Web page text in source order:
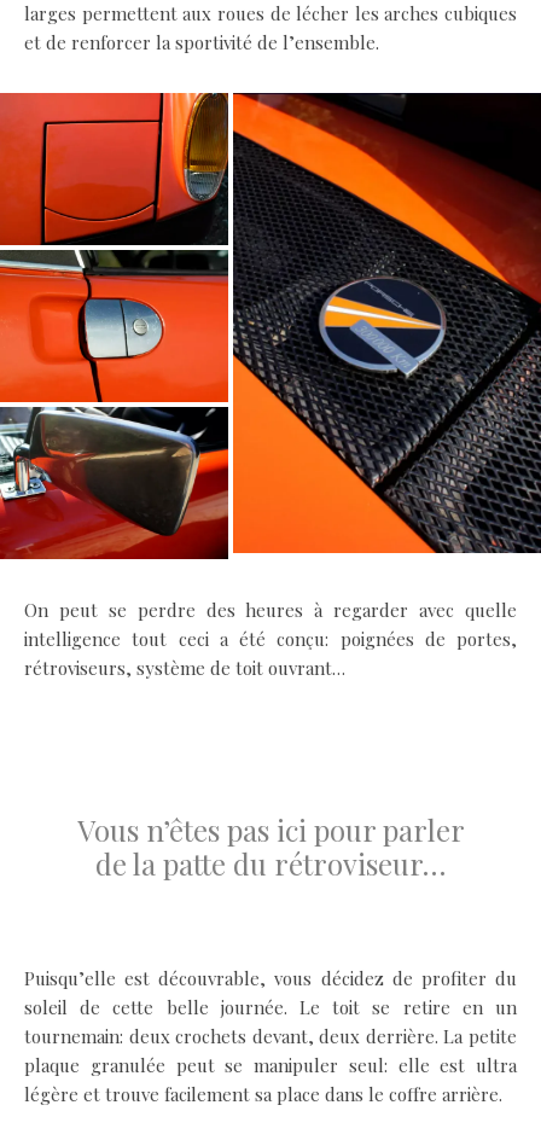
larges permettent aux roues de lécher les arches cubiques
et de renforcer la sportivité de l’ensemble.
On peut se perdre des heures à regarder avec quelle
intelligence tout ceci a été conçu: poignées de portes,
rétroviseurs, système de toit ouvrant…
Vous n’êtes pas ici pour parler
de la patte du rétroviseur…
Puisqu’elle est découvrable, vous décidez de profiter du
soleil de cette belle journée. Le toit se retire en un
tournemain: deux crochets devant, deux derrière. La petite
plaque granulée peut se manipuler seul: elle est ultra
légère et trouve facilement sa place dans le coffre arrière.